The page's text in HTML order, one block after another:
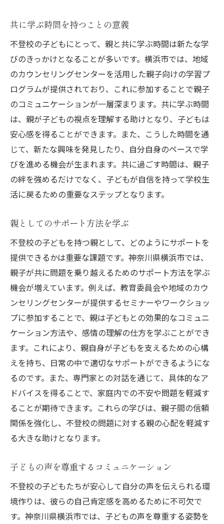
共に学ぶ時間を持つことの意義
不登校の子どもにとって、親と共に学ぶ時間は新たな学
びのきっかけとなることが多いです。横浜市では、地域
のカウンセリングセンターを活用した親子向けの学習プ
ログラムが提供されており、これに参加することで親子
のコミュニケーションが一層深まります。共に学ぶ時間
は、親が子どもの視点を理解する助けとなり、子どもは
安心感を得ることができます。また、こうした時間を通
じて、新たな興味を発見したり、自分自身のペースで学
びを進める機会が生まれます。共に過ごす時間は、親子
の絆を強めるだけでなく、子どもが自信を持って学校生
活に戻るための重要なステップとなります。
親としてのサポート方法を学ぶ
不登校の子どもを持つ親として、どのようにサポートを
提供できるかは重要な課題です。神奈川県横浜市では、
親子が共に問題を乗り越えるためのサポート方法を学ぶ
機会が増えています。例えば、教育委員会や地域のカウ
ンセリングセンターが提供するセミナーやワークショッ
プに参加することで、親は子どもとの効果的なコミュニ
ケーション方法や、感情の理解の仕方を学ぶことができ
ます。これにより、親自身が子どもを支えるための心構
えを持ち、日常の中で適切なサポートができるようにな
るのです。また、専門家との対話を通じて、具体的なア
ドバイスを得ることで、家庭内での不安や問題を軽減す
ることが期待できます。これらの学びは、親子間の信頼
関係を強化し、不登校の問題に対する親の心配を軽減す
る大きな助けとなります。
子どもの声を尊重するコミュニケーション
不登校の子どもたちが安心して自分の声を伝えられる環
境作りは、彼らの自己肯定感を高めるために不可欠で
す。神奈川県横浜市では、子どもの声を尊重する姿勢を